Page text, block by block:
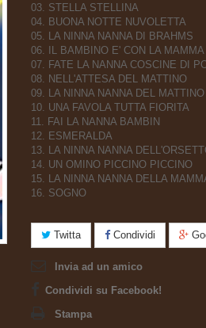
03. STELLA STELLINA
04. BUONA NOTTE NUVOLETTA
05. LA NINNA NANNA DI BRAHMS
06. IL BAMBINO E' CON LA MAMMA
07. FATE LA NANNA COSCINE DI
08. NELL'ATTESA DEL MATTINO
09. LA NINNA NANNA DEL MATTINO
10. UNA FAVOLA TUTTA FIORITA
11. FAI LA NANNA BAMBIN
12. ESMERALDA
13. LA NINNA NANNA
14. UN OMINO PICCINO PICCINO
15. LA NINNA NANNA DELLA
16. SOGNO
Twitta Condividi
Invia ad un amico
Condividi su Facebook!
Stampa